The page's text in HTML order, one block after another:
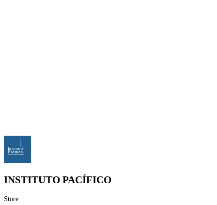
INSTITUTO PACÍFICO
Store